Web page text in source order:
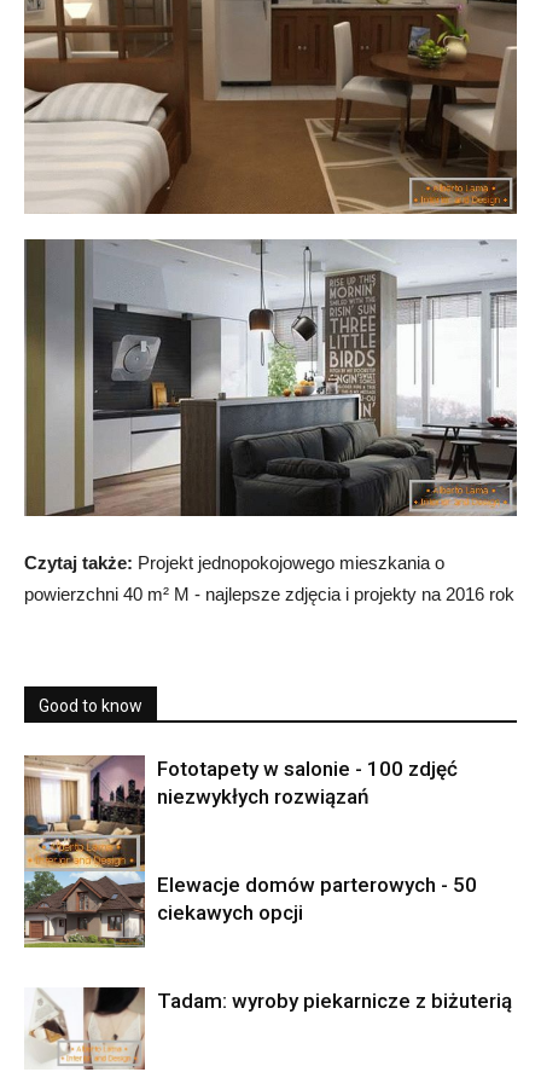
Czytaj także: Projekt jednopokojowego mieszkania o
powierzchni 40 m² M - najlepsze zdjęcia i projekty na 2016 rok
Good to know
Fototapety w salonie - 100 zdjęć
niezwykłych rozwiązań
Elewacje domów parterowych - 50
ciekawych opcji
Tadam: wyroby piekarnicze z biżuterią